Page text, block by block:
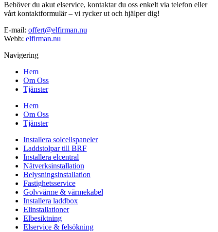
Behöver du akut elservice, kontaktar du oss enkelt via telefon eller
vårt kontaktformulär – vi rycker ut och hjälper dig!
E-mail: offert@elfirman.nu
Webb: elfirman.nu
Navigering
Hem
Om Oss
Tjänster
Hem
Om Oss
Tjänster
Installera solcellspaneler
Laddstolpar till BRF
Installera elcentral
Nätverksinstallation
Belysningsinstallation
Fastighetsservice
Golvvärme & värmekabel
Installera laddbox
Elinstallationer
Elbesiktning
Elservice & felsökning